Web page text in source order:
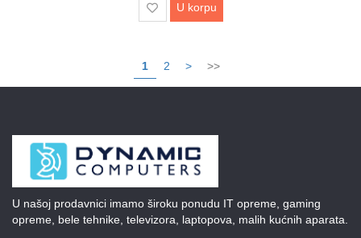
U korpu
1 2 > >>
U našoj prodavnici imamo široku ponudu IT opreme, gaming
opreme, bele tehnike, televizora, laptopova, malih kućnih aparata.